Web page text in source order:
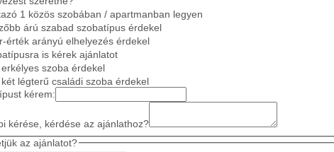
1 közös szobában / apartmanban legyen
árú szabad szobatípus érdekel
érték arányú elhelyezés érdekel
is kérek ajánlatot
szoba érdekel
légterű családi szoba érdekel
kérem:
kérése, kérdése az ajánlathoz?
az ajánlatot?